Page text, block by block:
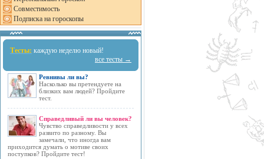
Совместимость
Подписка на гороскопы
Тесты: каждую неделю новый!
все тесты →
Ревнивы ли вы?
Насколько вы претендуете на
близких вам людей? Пройдите
тест.
Справедливый ли вы человек?
Чувство справедливости у всех
развито по разному. Вы
замечали, что иногда вам
приходится думать о мотиве своих
поступков? Пройдите тест!